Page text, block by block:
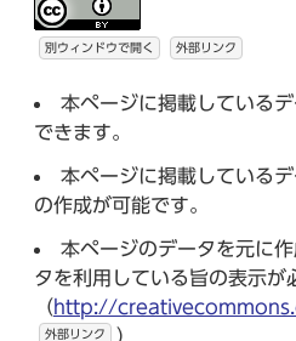
別ウィンドウで開く 外部リンク
本ページに掲載している
できます。
本ページに掲載している
の作成が可能です。
本ページのデータを元に
タを利用している旨の表示が
（http://
外部リンク
）